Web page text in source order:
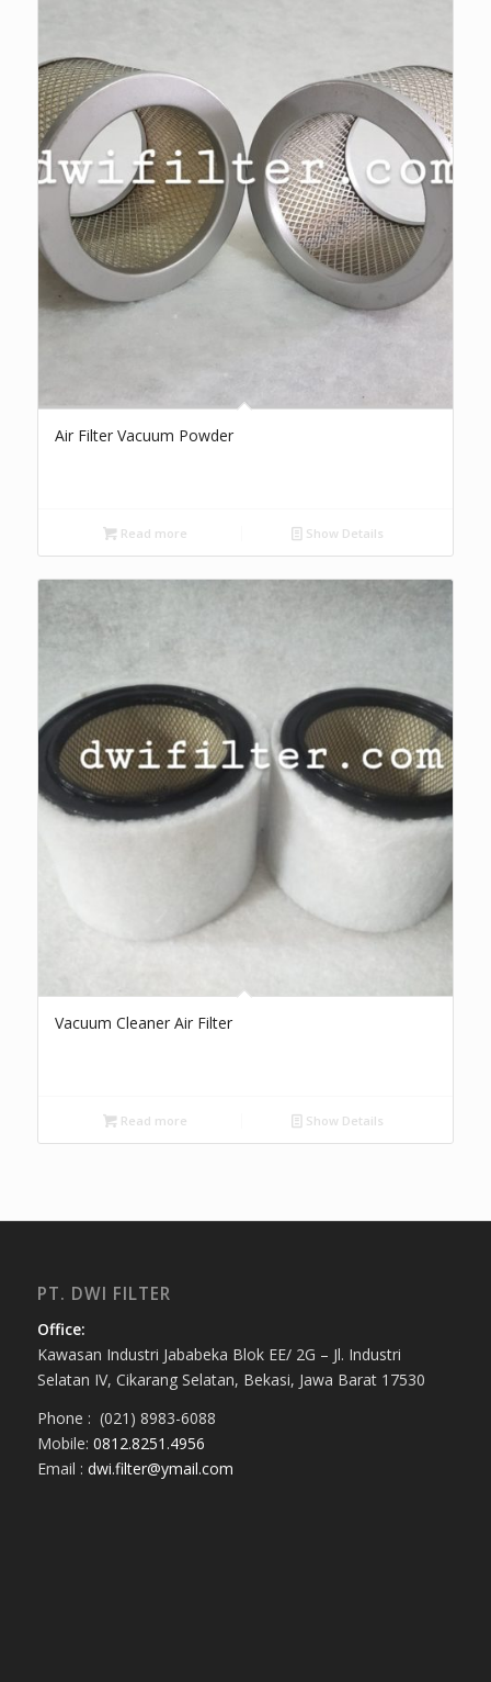
Air Filter Vacuum Powder
Read more Show Details
Vacuum Cleaner Air Filter
Read more Show Details
PT. DWI FILTER
Office:
Kawasan Industri Jababeka Blok EE/ 2G – Jl. Industri
Selatan IV, Cikarang Selatan, Bekasi, Jawa Barat 17530
Phone : (021) 8983-6088
Mobile: 0812.8251.4956
Email : dwi.filter@ymail.com